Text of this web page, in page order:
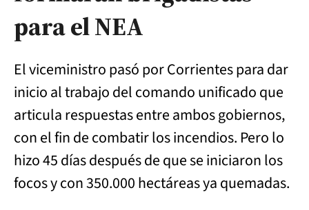
para el NEA
El viceministro pasó por Corrientes para dar
inicio al trabajo del comando unificado que
articula respuestas entre ambos gobiernos,
con el fin de combatir los incendios. Pero lo
hizo 45 días después de que se iniciaron los
focos y con 350.000 hectáreas ya quemadas.